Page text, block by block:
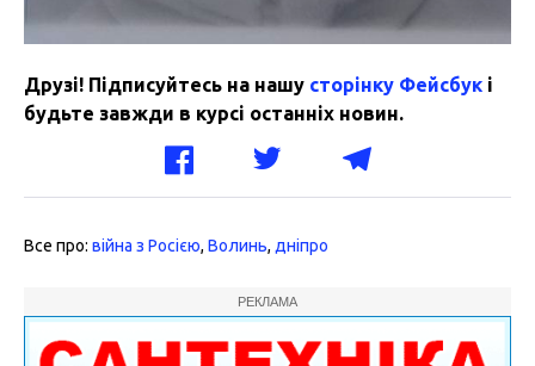
Друзі! Підписуйтесь на нашу сторінку Фейсбук і
будьте завжди в курсі останніх новин.
Все про: війна з Росією, Волинь, дніпро
РЕКЛАМА